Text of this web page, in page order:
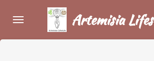
direct
Artemisia